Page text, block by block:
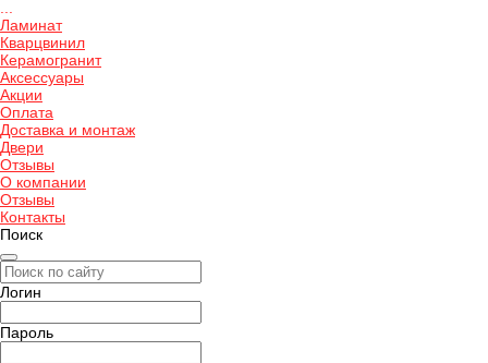
Ламинат
Кварцвинил
Керамогранит
Аксессуары
Акции
Оплата
Доставка и монтаж
Двери
Отзывы
О компании
Отзывы
Контакты
Поиск
Логин
Пароль